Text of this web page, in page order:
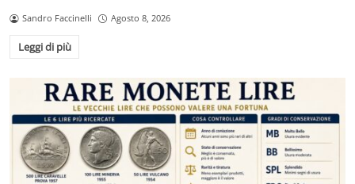
Sandro Faccinelli Agosto 8, 2026
Leggi di più